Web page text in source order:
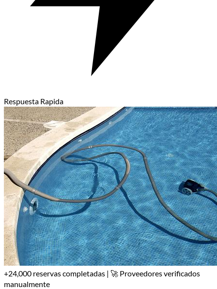
Respuesta Rapida
+24,000 reservas completadas | 🚀 Proveedores verificados
manualmente